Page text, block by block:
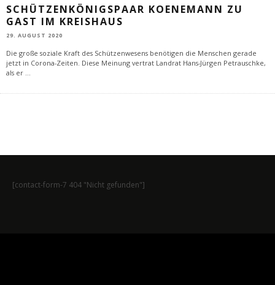
SCHÜTZENKÖNIGSPAAR KOENEMANN ZU
GAST IM KREISHAUS
29. AUGUST 2020
Die große soziale Kraft des Schützenwesens benötigen die Menschen gerade
jetzt in Corona-Zeiten. Diese Meinung vertrat Landrat Hans-Jürgen Petrauschke,
als er ...
[contact-form-7 404 "Nicht gefunden"]